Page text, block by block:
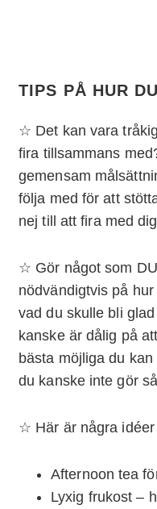
TIPS PÅ HUR
☆ Det kan vara
fira tillsammans
gemensam
följa med för att
nej till att fira med
☆ Gör något som
nödvändigtvis på
vad du skulle bli
kanske är dålig på
bästa möjliga du
du kanske inte gör
☆ Här är några
Afternoon tea
Lyxig frukost –